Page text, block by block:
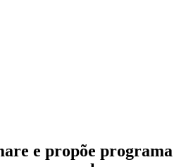
e propõe programa